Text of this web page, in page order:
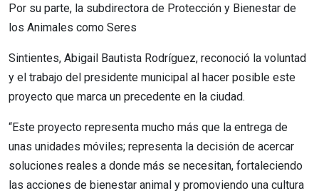
Por su parte, la subdirectora de Protección y Bienestar de
los Animales como Seres
Sintientes, Abigail Bautista Rodríguez, reconoció la voluntad
y el trabajo del presidente municipal al hacer posible este
proyecto que marca un precedente en la ciudad.
“Este proyecto representa mucho más que la entrega de
unas unidades móviles; representa la decisión de acercar
soluciones reales a donde más se necesitan, fortaleciendo
las acciones de bienestar animal y promoviendo una cultura